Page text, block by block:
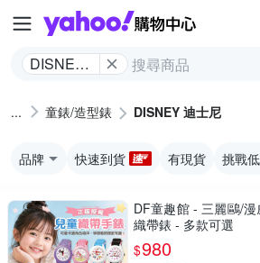
Yahoo
DISNEY
童錶/造型錶 DISNEY 迪士尼
品牌 快速到貨 有現貨 挑戰
DF童趣館 - 三麗鷗/
織帶錶 - 多款可選
$980